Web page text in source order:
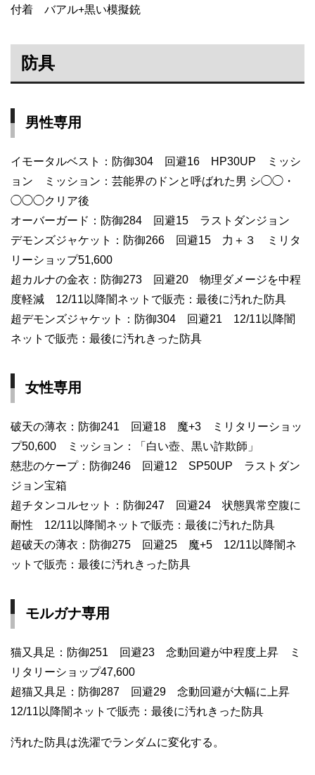
付着 バアル+黒い模擬銃
防具
男性専用
イモータルベスト：防御304 回避16 HP30UP ミッシ
ョン ミッション：芸能界のドンと呼ばれた男 シ◯◯・
◯◯◯クリア後
オーバーガード：防御284 回避15 ラストダンジョン
デモンズジャケット：防御266 回避15 力＋３ ミリタ
リーショップ51,600
超カルナの金衣：防御273 回避20 物理ダメージを中程
度軽減 12/11以降闇ネットで販売：最後に汚れた防具
超デモンズジャケット：防御304 回避21 12/11以降闇
ネットで販売：最後に汚れきった防具
女性専用
破天の薄衣：防御241 回避18 魔+3 ミリタリーショッ
プ50,600 ミッション：「白い壺、黒い詐欺師」
慈悲のケープ：防御246 回避12 SP50UP ラストダン
ジョン宝箱
超チタンコルセット：防御247 回避24 状態異常空腹に
耐性 12/11以降闇ネットで販売：最後に汚れた防具
超破天の薄衣：防御275 回避25 魔+5 12/11以降闇ネ
ットで販売：最後に汚れきった防具
モルガナ専用
猫又具足：防御251 回避23 念動回避が中程度上昇 ミ
リタリーショップ47,600
超猫又具足：防御287 回避29 念動回避が大幅に上昇
12/11以降闇ネットで販売：最後に汚れきった防具
汚れた防具は洗濯でランダムに変化する。